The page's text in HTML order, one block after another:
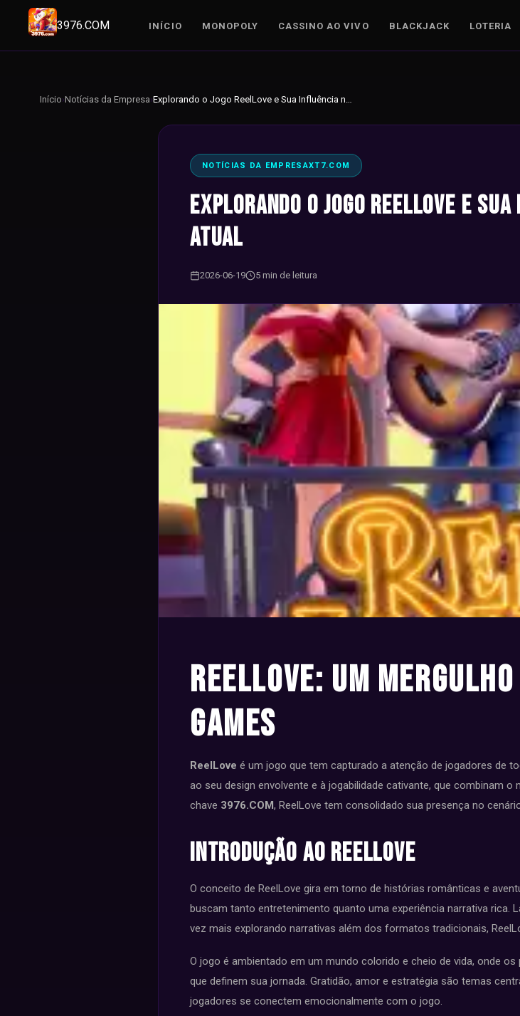
3976.COM INÍCIO MONOPOLY CASSINO AO VIVO BLACKJACK LOTERIA
Início›Notícias da Empresa› Explorando o Jogo ReelLove e Sua Influência no Cenário Atual
NOTÍCIAS DA EMPRESAXT7.COM
Explorando o Jogo ReelLove e
Atual
2026-06-19 5 min de leitura
ReelLove: Um
Games
ReelLove é um jogo que tem capturado a atenção de jogadores de
ao seu design envolvente e à jogabilidade cativante, que combinam
chave 3976.COM, ReelLove tem consolidado sua presença no
Introdução ao ReelLove
O conceito de ReelLove gira em torno de histórias românticas e
buscam tanto entretenimento quanto uma experiência narrativa rica.
vez mais explorando narrativas além dos formatos tradicionais,
O jogo é ambientado em um mundo colorido e cheio de vida, onde
que definem sua jornada. Gratidão, amor e estratégia são temas
jogadores se conectem emocionalmente com o jogo.